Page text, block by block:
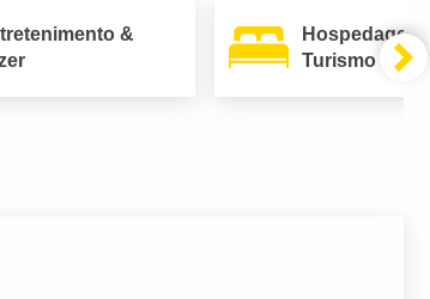
&
Hospedagem
Turismo